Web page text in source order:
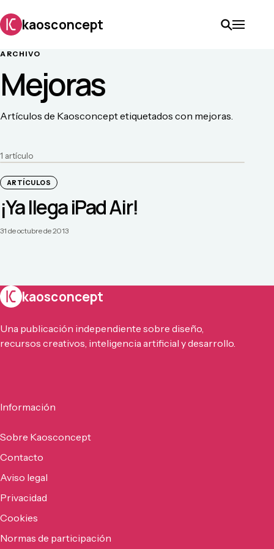
kaosconcept
ARCHIVO
Mejoras
Artículos de Kaosconcept etiquetados con mejoras.
1 artículo
ARTÍCULOS
¡Ya llega iPad Air!
31 de octubre de 2013
kaosconcept
Una publicación independiente sobre diseño,
recursos creativos, inteligencia artificial y desarrollo.
Información
Sobre Kaosconcept
Contacto
Aviso legal
Privacidad
Cookies
Normas de participación